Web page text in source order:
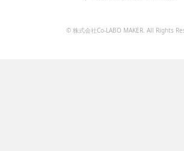
© 株式会社Co-LABO MAKER. All Rights